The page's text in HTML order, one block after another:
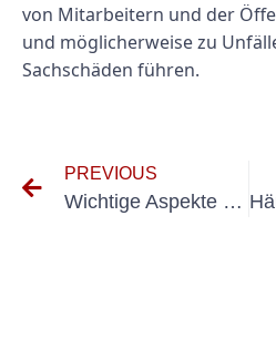
von Mitarbeitern und der
und möglicherweise zu
Sachschäden führen.
PREVIOUS
Wichtige Aspekte bei der Prüfung von Elektroanlagen: Was Sie wissen müssen